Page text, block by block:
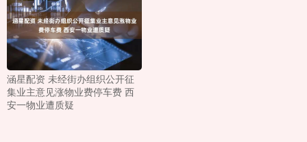
涵星配资 未经街办组织公开征
集业主意见涨物业费停车费 西
安一物业遭质疑